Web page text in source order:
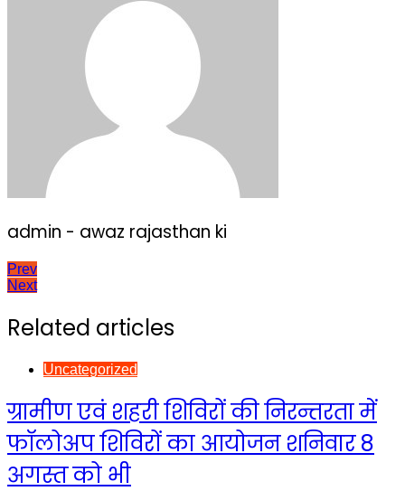
admin - awaz rajasthan ki
Post
Prev
Next
Related articles
Uncategorized
ग्रामीण एवं शहरी शिविरों की निरन्तरता में
फॉलोअप शिविरों का आयोजन शनिवार 8
अगस्त को भी